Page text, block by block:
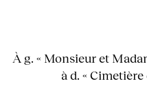
À g. « Monsieur et
à d. « Cimetière